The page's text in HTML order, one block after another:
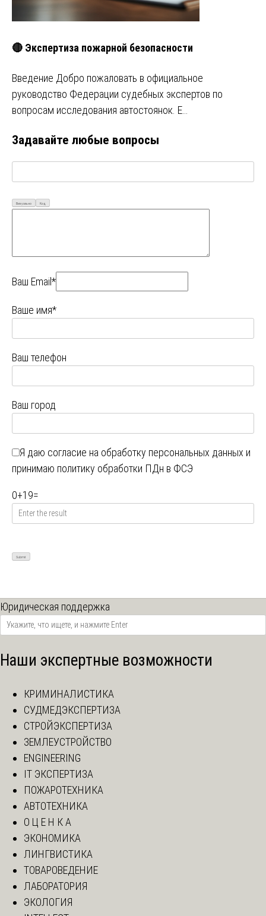
🔴 Экспертиза пожарной безопасности
Введение Добро пожаловать в официальное
руководство Федерации судебных экспертов по
вопросам исследования автостоянок. Е…
Задавайте любые вопросы
Визуально Код
Ваш Email*
Ваше имя*
Ваш телефон
Ваш город
Я даю согласие на обработку персональных данных и
принимаю политику обработки ПДн в ФСЭ
0+19=
Юридическая поддержка
Наши экспертные возможности
КРИМИНАЛИСТИКА
СУДМЕДЭКСПЕРТИЗА
СТРОЙЭКСПЕРТИЗА
ЗЕМЛЕУСТРОЙСТВО
ENGINEERING
IT ЭКСПЕРТИЗА
ПОЖАРОТЕХНИКА
АВТОТЕХНИКА
О Ц Е Н К А
ЭКОНОМИКА
ЛИНГВИСТИКА
ТОВАРОВЕДЕНИЕ
ЛАБОРАТОРИЯ
ЭКОЛОГИЯ